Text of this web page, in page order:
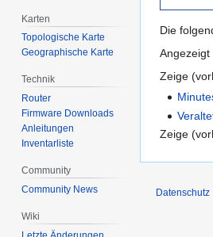
Die
Angezeigt
Zeige
Zeige
Karten
Topologische Karte
Geographische Karte
Technik
Router
Firmware Downloads
Anleitungen
Inventarliste
Community
Community News
Wiki
Datenschutz